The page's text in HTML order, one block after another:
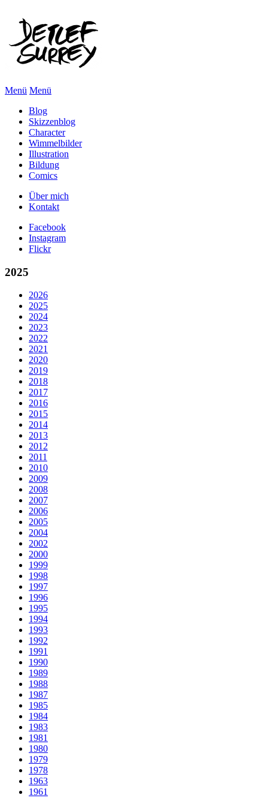
Menü Menü
Blog
Skizzenblog
Character
Wimmelbilder
Illustration
Bildung
Comics
Über mich
Kontakt
Facebook
Instagram
Flickr
2025
2026
2025
2024
2023
2022
2021
2020
2019
2018
2017
2016
2015
2014
2013
2012
2011
2010
2009
2008
2007
2006
2005
2004
2002
2000
1999
1998
1997
1996
1995
1994
1993
1992
1991
1990
1989
1988
1987
1985
1984
1983
1981
1980
1979
1978
1963
1961